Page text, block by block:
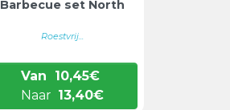
Barbecue set North
Roestvrij...
Van 10,45€
Naar 13,40€